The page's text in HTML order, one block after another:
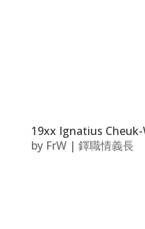
19xx Ignatius Cheuk-
by FrW| 鐸職情義長